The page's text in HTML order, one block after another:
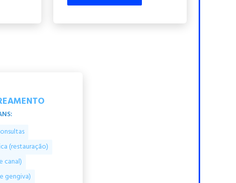
(restauração)
canal)
gengiva)